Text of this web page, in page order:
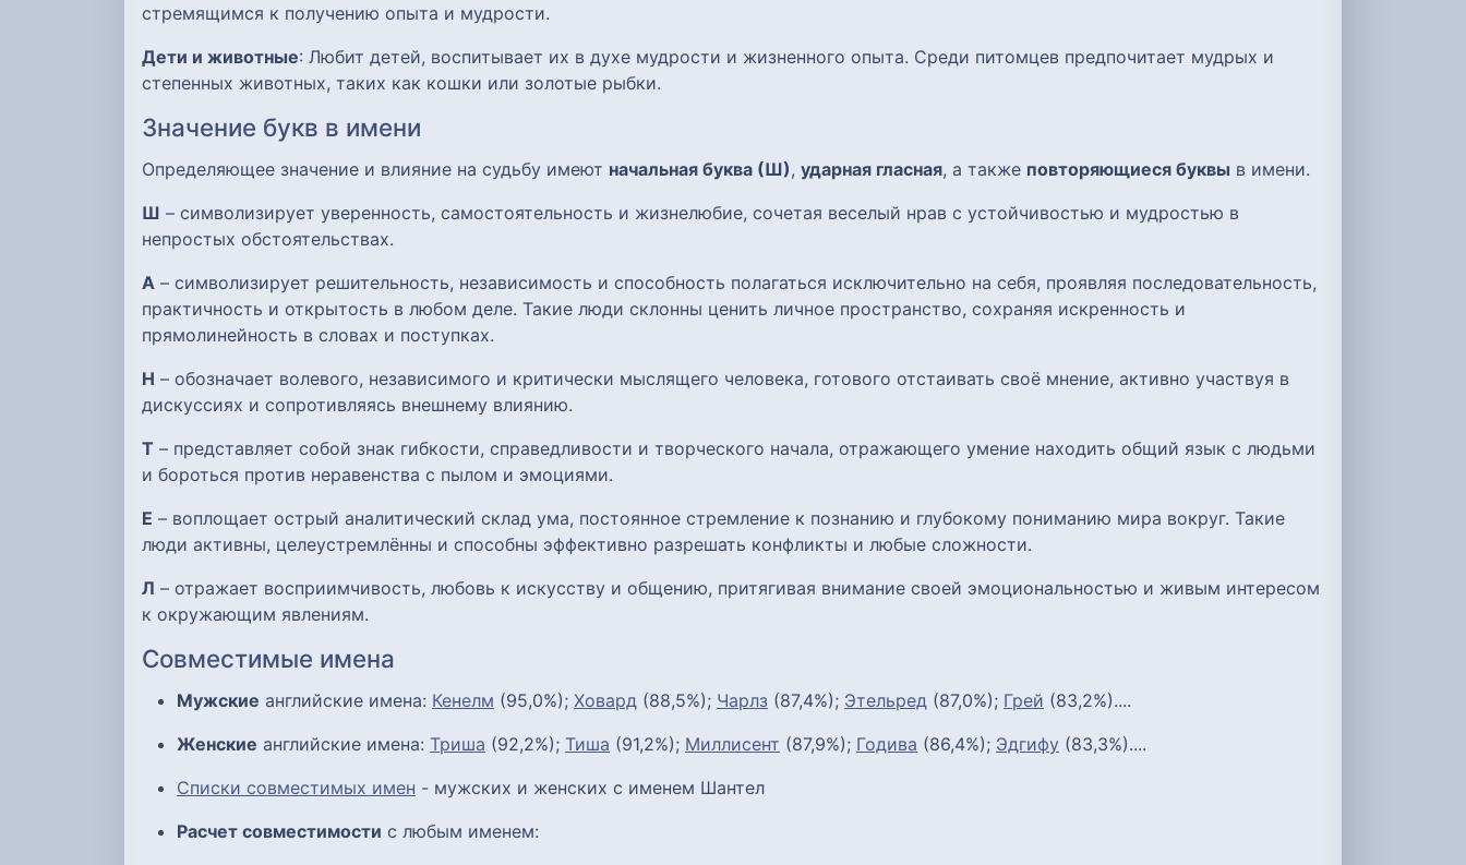
стремящимся к получению опыта и мудрости.
Дети и животные: Любит детей, воспитывает их в духе мудрости и жизненного опыта. Среди питомцев предпочитает мудрых и
степенных животных, таких как кошки или золотые рыбки.
Значение букв в имени
Определяющее значение и влияние на судьбу имеют начальная буква (Ш), ударная гласная, а также повторяющиеся буквы в имени.
Ш – символизирует уверенность, самостоятельность и жизнелюбие, сочетая веселый нрав с устойчивостью и мудростью в
непростых обстоятельствах.
А – символизирует решительность, независимость и способность полагаться исключительно на себя, проявляя последовательность,
практичность и открытость в любом деле. Такие люди склонны ценить личное пространство, сохраняя искренность и
прямолинейность в словах и поступках.
Н – обозначает волевого, независимого и критически мыслящего человека, готового отстаивать своё мнение, активно участвуя в
дискуссиях и сопротивляясь внешнему влиянию.
Т – представляет собой знак гибкости, справедливости и творческого начала, отражающего умение находить общий язык с людьми
и бороться против неравенства с пылом и эмоциями.
Е – воплощает острый аналитический склад ума, постоянное стремление к познанию и глубокому пониманию мира вокруг. Такие
люди активны, целеустремлённы и способны эффективно разрешать конфликты и любые сложности.
Л – отражает восприимчивость, любовь к искусству и общению, притягивая внимание своей эмоциональностью и живым интересом
к окружающим явлениям.
Совместимые имена
Мужские английские имена: Кенелм (95,0%); Ховард (88,5%); Чарлз (87,4%); Этельред (87,0%); Грей (83,2%)....
Женские английские имена: Триша (92,2%); Тиша (91,2%); Миллисент (87,9%); Годива (86,4%); Эдгифу (83,3%)....
Списки совместимых имен - мужских и женских с именем Шантел
Расчет совместимости с любым именем: